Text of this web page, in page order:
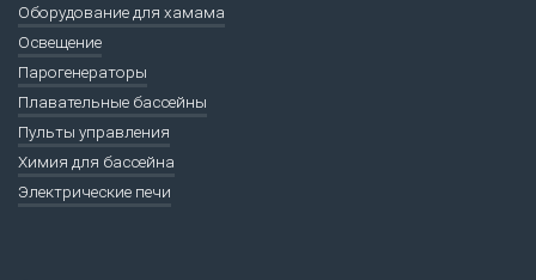
Оборудование для хамама
Освещение
Парогенераторы
Плавательные бассейны
Пульты управления
Химия для бассейна
Электрические печи